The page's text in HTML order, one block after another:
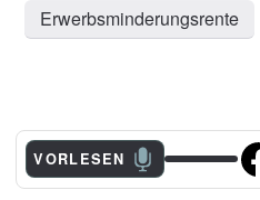
Erwerbsminderungsrente
VORLESEN